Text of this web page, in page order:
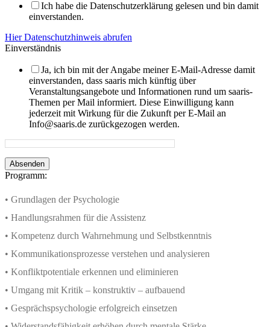
Ich habe die Datenschutzerklärung gelesen und bin damit
einverstanden.
Hier Datenschutzhinweis abrufen
Einverständnis
Ja, ich bin mit der Angabe meiner E-Mail-Adresse damit
einverstanden, dass saaris mich künftig über
Veranstaltungsangebote und Informationen rund um saaris-
Themen per Mail informiert. Diese Einwilligung kann
jederzeit mit Wirkung für die Zukunft per E-Mail an
Info@saaris.de zurückgezogen werden.
Absenden
Programm:
• Grundlagen der Psychologie
• Handlungsrahmen für die Assistenz
• Kompetenz durch Wahrnehmung und Selbstkenntnis
• Kommunikationsprozesse verstehen und analysieren
• Konfliktpotentiale erkennen und eliminieren
• Umgang mit Kritik – konstruktiv – aufbauend
• Gesprächspsychologie erfolgreich einsetzen